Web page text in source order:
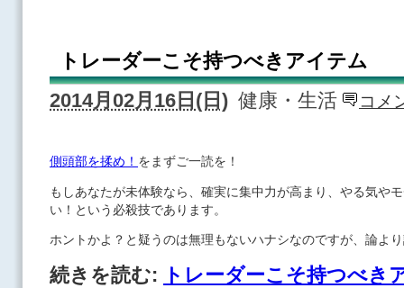
トレーダーこそ持つべきアイテム
2014月02月16日(日) 健康・生活 コメ
側頭部を揉め！ をまずご一読を！
もしあなたが未体験なら、確実に集中力が高まり、やる気や
い！という必殺技であります。
ホントかよ？と疑うのは無理もないハナシなのですが、論よ
続きを読む: トレーダーこそ持つべき